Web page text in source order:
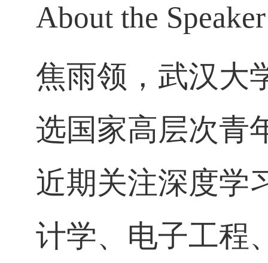
About the Speaker
焦雨领，武汉大
选国家高层次青
近期关注深度学
计学、电子工程